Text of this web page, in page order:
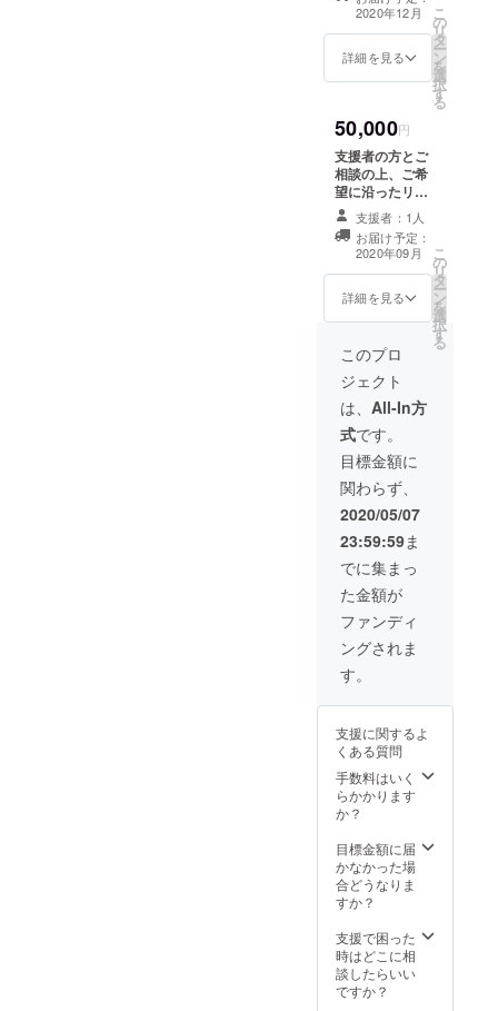
にお名
前記載
望する
場合
ンフ
レッ
ト」
HPにお
名前記
希望す
る場合
⇒「HP
」と備
考欄に
い。 ※
こちら
のリ
ターン
は第13
回新町
祭終了
後にリ
ターン
させて
頂きま
す。 ※
パンフ
レット
の場
合、郵
送させ
て頂き
ンは金
額に応
じて上
乗せさ
せて頂
きま
のお礼
メー
ル、
の手紙
も一緒
にリ
ターン
にご希
望のお
ご記入
くださ
どちら
か選択
してく
ださ
い〉 ☆
リター
ンをお
名前入
り装飾
を希望
される
場合
⇒「名
前入り
装飾」
リ
ターン
を動画
付き
メール
を希望
される
場合
⇒「動
画付き
メー
ル」 と
備考欄
に入力
して下
のリ
も第13
回新町
祭終了
後にリ
ターン
頂きま
す。 ※
リター
ンは金
じて上
乗せし
ますの
で、
円のお礼メー
ル、3000円のお
礼のお手紙、
5000円のHPと
円の新町祭装飾
に支援者様のお
名前掲載と新町
祭動画のプレゼ
ント、全てをリ
ターンさせて頂
きます。 ※支援
時、必ず備考欄
にご希望のお名
前をご記入くだ
さい。 ※このリ
ターンは第13回
新町祭終了後に
させて頂きます
2020年12月
詳細を見る
こ
の
リ
タ
ー
ン
を
選
択
す
る
50,000円
支援者の方とご
相談の上、ご希
望に沿ったリ
ターンをSAPが
提供させて頂き
ます。(ex.地域
貢献性の高い活
動、人材派遣・
鴨川清掃・企業
等） ※支援時、
必ず備考欄にご
希望のお名前を
ご記入くださ
い。 ※お届け予
定日はあくまで
支援者様と相談
させて頂きます
ので、目安で
す。 ※公序良俗
法令に違反する
内容などはお受
けできません。
支援者：1人
お届け予定：
2020年09月
詳細を見る
こ
の
リ
タ
ー
ン
を
選
択
す
る
このプロ
ジェクト
は、 All-In方
式です。
目標金額に
関わらず、
2020/05/07
23:59:59ま
でに集まっ
た金額が
ファンディ
ングされま
す。
支援に関するよ
くある質問
手数料はいく
らかかります
か？
目標金額に届
かなかった場
合どうなりま
すか？
支援で困った
時はどこに相
談したらいい
ですか？